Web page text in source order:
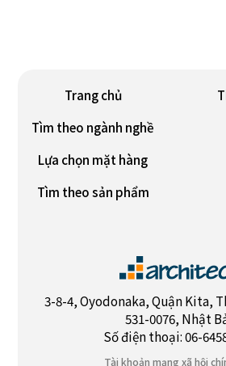
3-8-4, Oyodonaka, Quận Kita,
531-0076, Nhật
Số điện thoại: 06-
Tài khoản mạng xã hội
Trang chủ
Tìm theo ngành nghề
Lựa chọn mặt hàng
Tìm theo sản phẩm